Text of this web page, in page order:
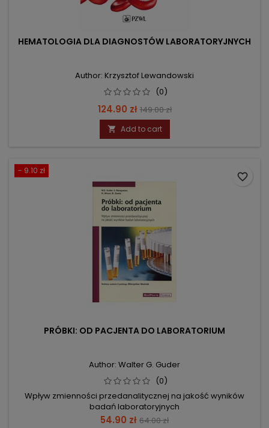
HEMATOLOGIA DLA DIAGNOSTÓW LABORATORYJNYCH
Author: Krzysztof Lewandowski
(0)
Price
124.90 zł Regular
price
149.00 zł
 Add to cart
- 9.10 zł
PRÓBKI: OD PACJENTA DO LABORATORIUM
Author: Walter G. Guder
(0)
Wpływ zmienności przedanalitycznej na jakość wyników
badań laboratoryjnych
Price
54.90 zł Regular
64.00 zł
favorite_border